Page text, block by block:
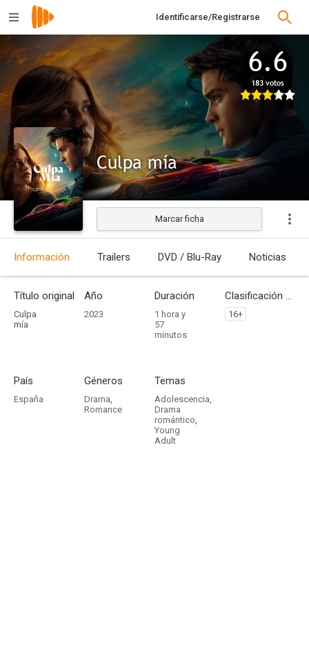
Identificarse/Registrarse
6.6
183 votos
Culpa mía
Estrenada
Marcar ficha
Información Trailers DVD / Blu-Ray Noticias
Título original
Culpa
mía
Año
2023
Duración
1 hora y
57
minutos
Clasificación por edades
16+
País
España
Géneros
Drama,
Romance
Temas
Adolescencia,
Drama
romántico,
Young
Adult